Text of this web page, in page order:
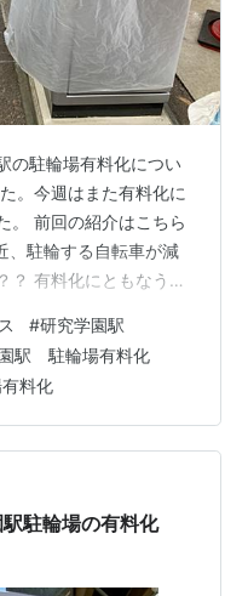
の駐輪場有料化につい
。今週はまた有料化に
。 前回の紹介はこちら
、駐輪する自転車が減
？ 有料化にともなうゲ
り除いて本格的です
でしょうか。 前回の
みの期限まで残り1週
準備が着々と進んでい
ドなどは送られてきま
#研究学園駅
駅 駐輪場有料化
料化
駐輪場の有料化